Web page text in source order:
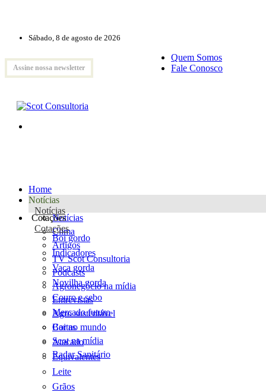
Sábado, 8 de agosto de 2026
Assine nossa newsletter
Quem Somos
Fale Conosco
Home
Notícias
Notícias
Notícias
Clima
Artigos
TV Scot Consultoria
Podcasts
Agronegócio na mídia
Entrevistas
Agro sustentável
Cartas
Scot na mídia
Radar Sanitário
Cotações
Cotações
Boi gordo
Indicadores
Vaca gorda
Novilha gorda
Couro e sebo
Mercado futuro
Boi no mundo
Atacado
Equivalentes
Leite
Grãos